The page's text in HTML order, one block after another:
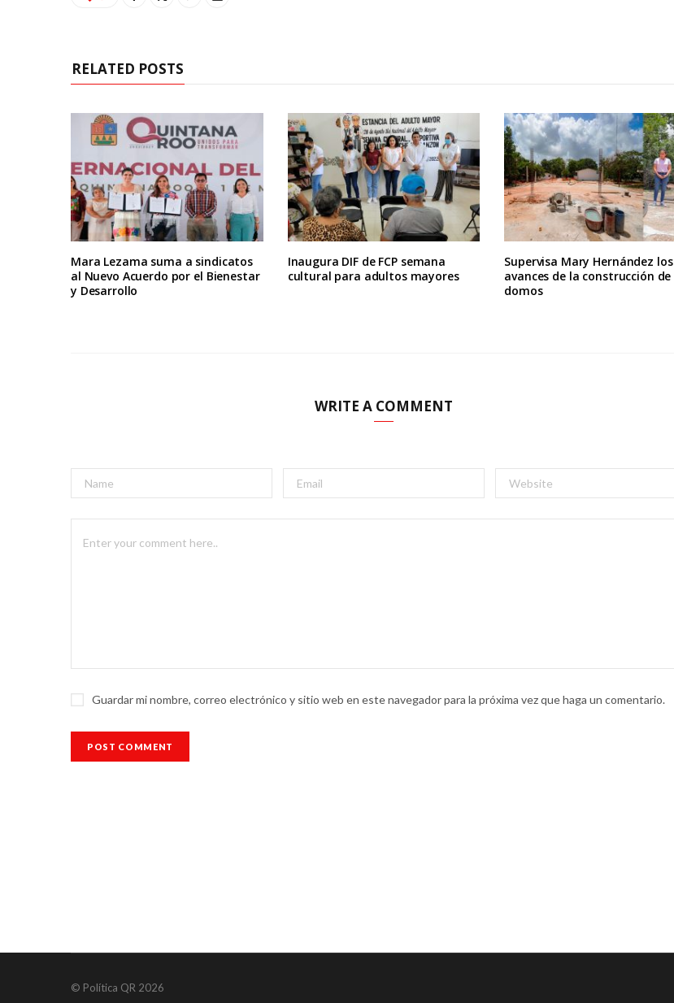
RELATED POSTS
Mara Lezama suma a sindicatos
al Nuevo Acuerdo por el Bienestar
y Desarrollo
Inaugura DIF de FCP semana
cultural para adultos mayores
Supervisa Mary Hernández los
avances de la construcción de
domos
WRITE A COMMENT
Guardar mi nombre, correo electrónico y sitio web en este navegador para la próxima vez que haga un comentario.
© Política QR 2026